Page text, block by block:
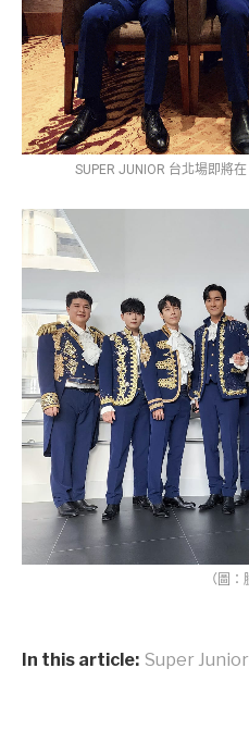
SUPER JUNIOR 台北場即將
（圖：
In this article: Super Junior